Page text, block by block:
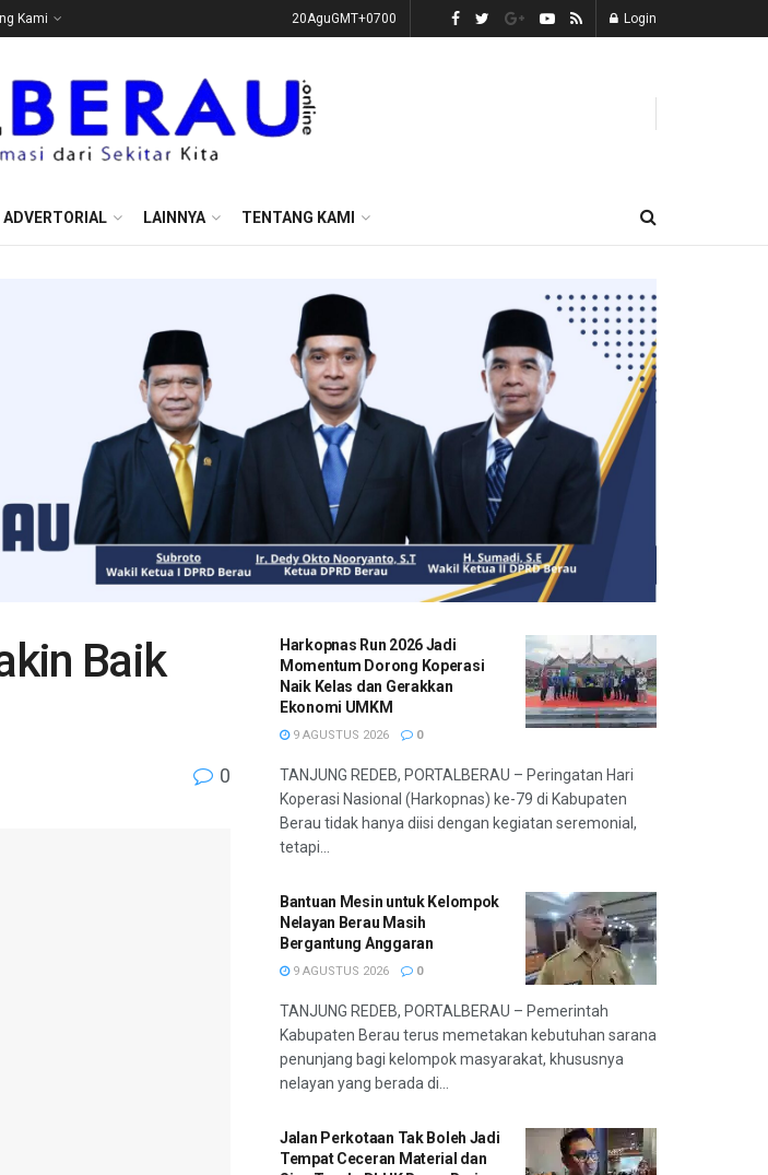
Kami 20AguGMT+0700 Login
ADVERTORIAL LAINNYA TENTANG KAMI
Baik
0
Harkopnas Run 2026 Jadi
Momentum Dorong Koperasi
Naik Kelas dan Gerakkan
Ekonomi UMKM
9 AGUSTUS 2026 0
TANJUNG REDEB, PORTALBERAU – Peringatan Hari
Koperasi Nasional (Harkopnas) ke-79 di Kabupaten
Berau tidak hanya diisi dengan kegiatan seremonial,
tetapi...
Bantuan Mesin untuk Kelompok
Nelayan Berau Masih
Bergantung Anggaran
9 AGUSTUS 2026 0
TANJUNG REDEB, PORTALBERAU – Pemerintah
Kabupaten Berau terus memetakan kebutuhan sarana
penunjang bagi kelompok masyarakat, khususnya
nelayan yang berada di...
Jalan Perkotaan Tak Boleh Jadi
Tempat Ceceran Material dan